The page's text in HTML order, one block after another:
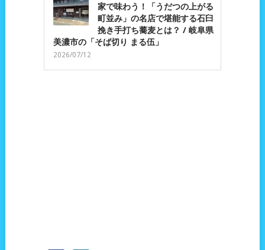
家で味わう！「うだつの上がる
町並み」の名店で堪能する石臼
挽き手打ち蕎麦とは？ / 岐阜県
美濃市の「そば切り まる伍」
2026/07/12